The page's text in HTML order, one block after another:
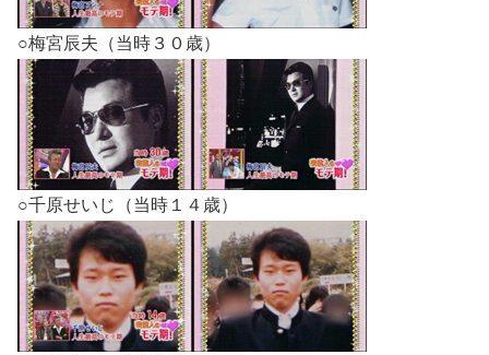
○梅宮辰夫（当時３０歳）
○千原せいじ（当時１４歳）